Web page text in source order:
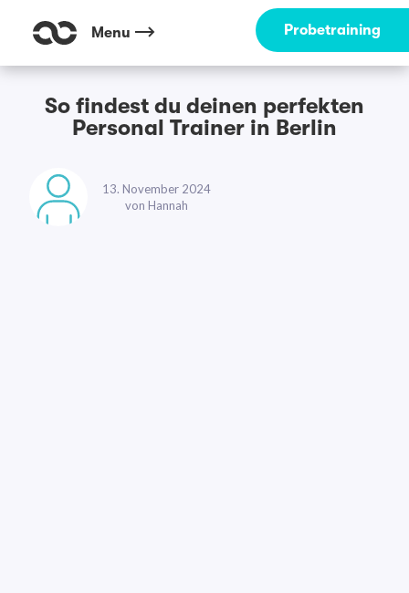
Menu Probetraining
So findest du deinen perfekten
Personal Trainer in Berlin
13. November 2024
von Hannah